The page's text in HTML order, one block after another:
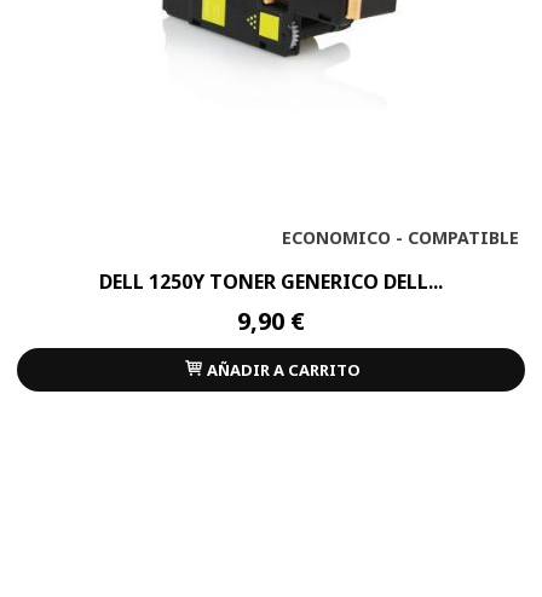
ECONOMICO - COMPATIBLE
DELL 1250Y TONER GENERICO DELL...
9,90 €
AÑADIR A CARRITO